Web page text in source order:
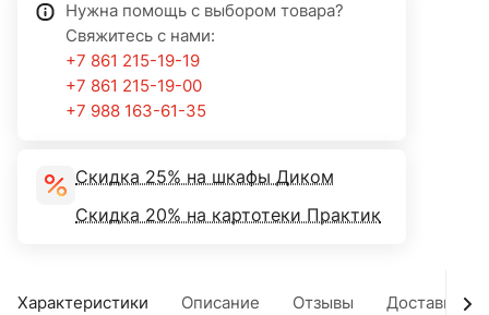
Нужна помощь с выбором товара?
Свяжитесь с нами:
+7 861 215-19-19
+7 861 215-19-00
+7 988 163-61-35
Скидка 25% на шкафы Диком
Скидка 20% на картотеки Практик
Характеристики Описание Отзывы Доставка